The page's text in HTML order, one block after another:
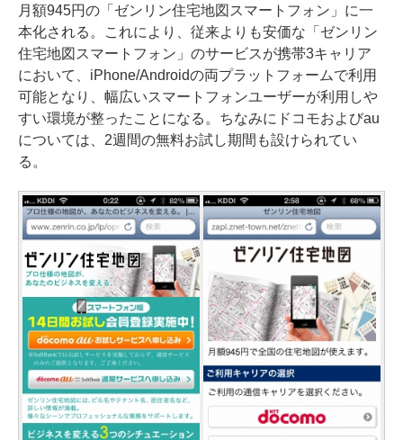
月額945円の「ゼンリン住宅地図スマートフォン」に一
本化される。これにより、従来よりも安価な「ゼンリン
住宅地図スマートフォン」のサービスが携帯3キャリア
において、iPhone/Androidの両プラットフォームで利用
可能となり、幅広いスマートフォンユーザーが利用しや
すい環境が整ったことになる。ちなみにドコモおよびau
については、2週間の無料お試し期間も設けられてい
る。